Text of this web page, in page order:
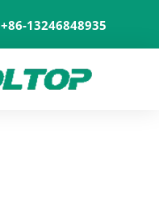
+86-13246848935